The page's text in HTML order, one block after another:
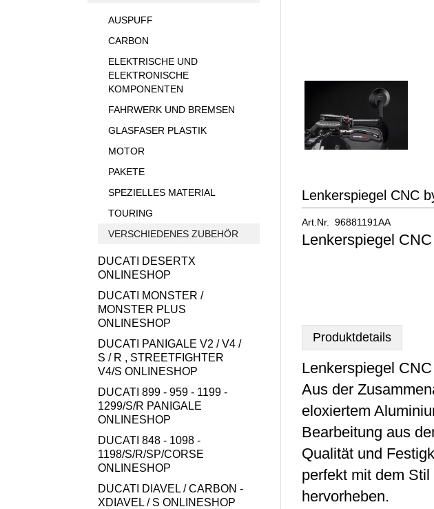
AUSPUFF
CARBON
ELEKTRISCHE UND
ELEKTRONISCHE
KOMPONENTEN
FAHRWERK UND BREMSEN
GLASFASER PLASTIK
MOTOR
PAKETE
SPEZIELLES MATERIAL
TOURING
VERSCHIEDENES ZUBEHÖR
DUCATI DESERTX
ONLINESHOP
DUCATI MONSTER /
MONSTER PLUS
ONLINESHOP
DUCATI PANIGALE V2 / V4 /
S / R , STREETFIGHTER
V4/S ONLINESHOP
DUCATI 899 - 959 - 1199 -
1299/S/R PANIGALE
ONLINESHOP
DUCATI 848 - 1098 -
1198/S/R/SP/CORSE
ONLINESHOP
DUCATI DIAVEL / CARBON -
XDIAVEL / S ONLINESHOP
Lenkerspiegel CNC
Art.Nr. 96881191AA
Lenkerspiegel
Produktdetails
Lenkerspiegel
Aus der
eloxiertem
Bearbeitung aus
Qualität und
perfekt mit dem
hervorheben.